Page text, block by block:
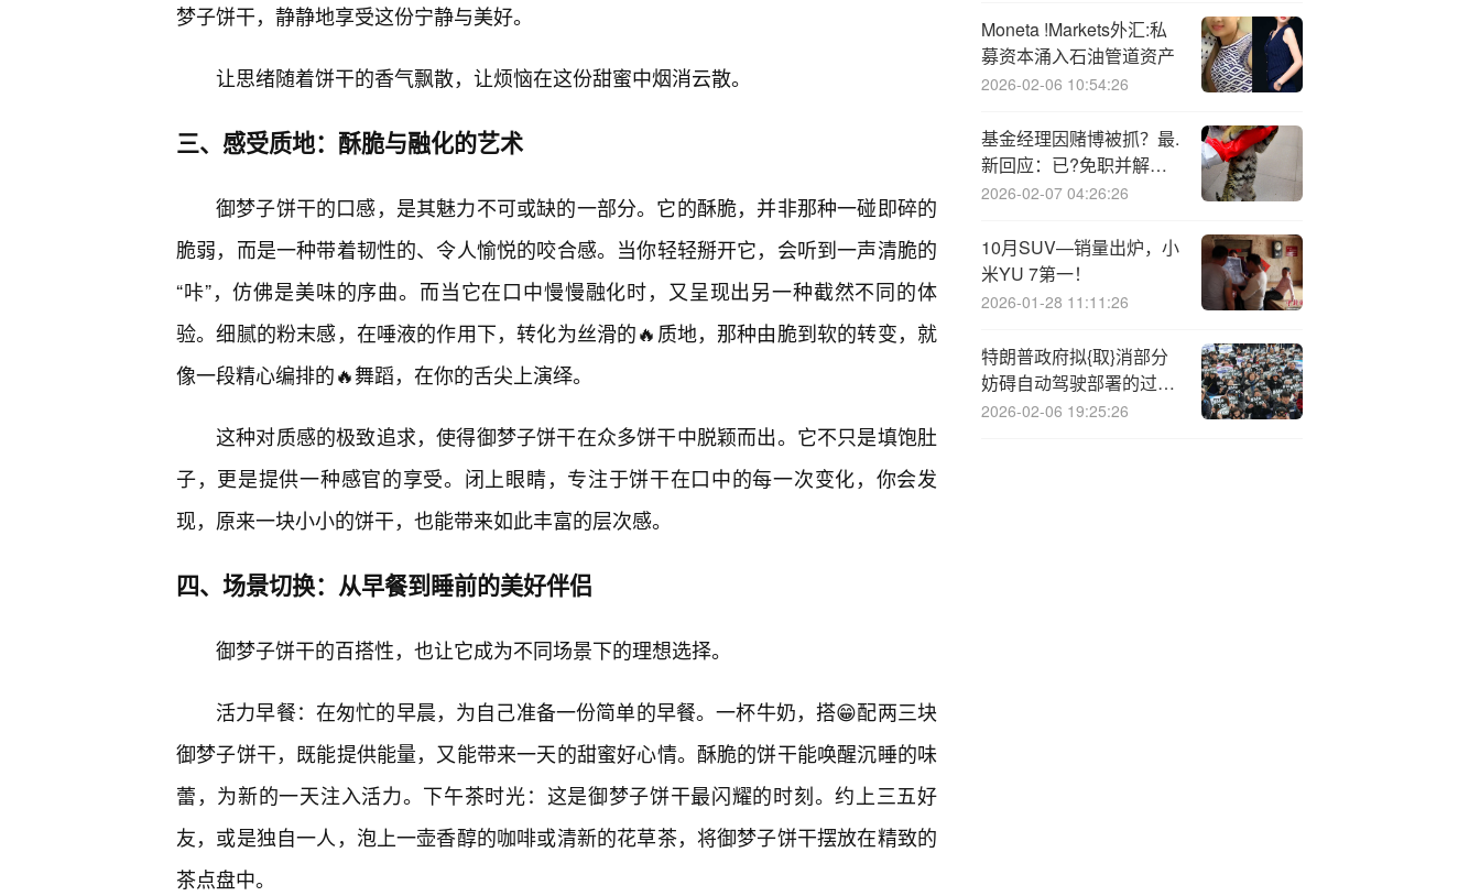
梦子饼干，静静地享受这份宁静与美好。
让思绪随着饼干的香气飘散，让烦恼在这份甜蜜中烟消云散。
三、感受质地：酥脆与融化的艺术
御梦子饼干的口感，是其魅力不可或缺的一部分。它的酥脆，并非那种一碰即碎的
脆弱，而是一种带着韧性的、令人愉悦的咬合感。当你轻轻掰开它，会听到一声清脆的
“咔”，仿佛是美味的序曲。而当它在口中慢慢融化时，又呈现出另一种截然不同的体
验。细腻的粉末感，在唾液的作用下，转化为丝滑的🔥质地，那种由脆到软的转变，就
像一段精心编排的🔥舞蹈，在你的舌尖上演绎。
这种对质感的极致追求，使得御梦子饼干在众多饼干中脱颖而出。它不只是填饱肚
子，更是提供一种感官的享受。闭上眼睛，专注于饼干在口中的每一次变化，你会发
现，原来一块小小的饼干，也能带来如此丰富的层次感。
四、场景切换：从早餐到睡前的美好伴侣
御梦子饼干的百搭性，也让它成为不同场景下的理想选择。
活力早餐：在匆忙的早晨，为自己准备一份简单的早餐。一杯牛奶，搭😁配两三块
御梦子饼干，既能提供能量，又能带来一天的甜蜜好心情。酥脆的饼干能唤醒沉睡的味
蕾，为新的一天注入活力。下午茶时光：这是御梦子饼干最闪耀的时刻。约上三五好
友，或是独自一人，泡上一壶香醇的咖啡或清新的花草茶，将御梦子饼干摆放在精致的
茶点盘中。
Moneta !Markets外汇:私
募资本涌入石油管道资产
2026-02-06 10:54:26
基金经理因赌博被抓？最.
新回应：已?免职并解除
劳动合同
2026-02-07 04:26:26
10月SUV—销量出炉，小
米YU 7第一！
2026-01-28 11:11:26
特朗普政府拟{取}消部分
妨碍自动驾驶部署的过时
规定，马斯克回应
2026-02-06 19:25:26